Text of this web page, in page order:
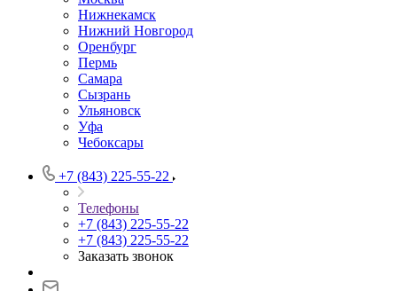
Нижнекамск
Нижний Новгород
Оренбург
Пермь
Самара
Сызрань
Ульяновск
Уфа
Чебоксары
+7 (843) 225-55-22
Телефоны
+7 (843) 225-55-22
+7 (843) 225-55-22
Заказать звонок